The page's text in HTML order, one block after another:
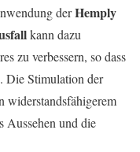
derHemply
kann dazu
zu verbessern, so dass
Die Stimulation der
widerstandsfähigerem
Aussehen und die